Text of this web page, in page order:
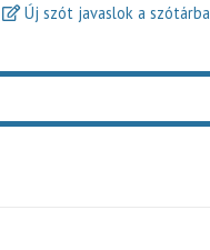
Új szót javaslok a szótárba